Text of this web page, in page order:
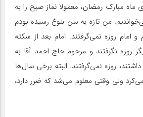
مبارک رمضان، معمولا نماز صبح را به
من تازه به سن بلوغ رسیده بودم
امام روزه نمى‌گرفتند. امام بعد از سکته
در سال ۱۳۵۸ دیگر روزه نگرفتند و مرحوم حاج احمد آقا به
روزه نمی‌گرفتند. البته برخى سال‌ها
ولى وقتى معلوم مى‌شد که ضرر دارد،